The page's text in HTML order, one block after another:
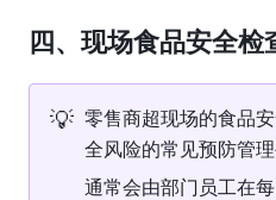
四、现场食品安全检
💡 零售商超现场的食品
全风险的常见预防管理
通常会由部门员工在